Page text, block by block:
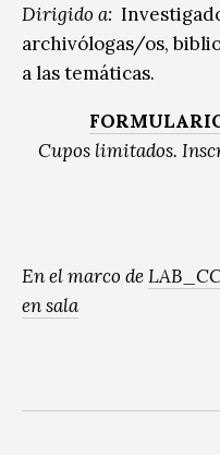
Dirigido a:
archivólogas/os,
a las temáticas.
Cupos limitados.
En el marco de
en sala